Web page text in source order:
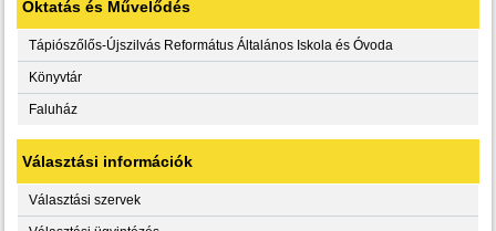
Oktatás és Művelődés
Tápiószőlős-Újszilvás Református Általános Iskola és Óvoda
Könyvtár
Faluház
Választási információk
Választási szervek